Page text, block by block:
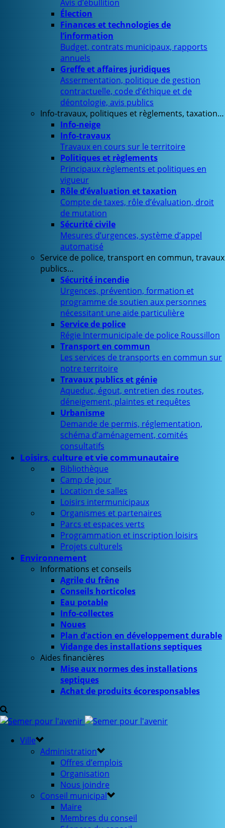
Avis d’ébullition
Élection
Finances et technologies de
l’information
Budget, contrats municipaux, rapports
annuels
Greffe et affaires juridiques
Assermentation, politique de gestion
contractuelle, code d’éthique et de
déontologie, avis publics
Info-travaux, politiques et règlements, taxation…
Info-neige
Info-travaux
Travaux en cours sur le territoire
Politiques et règlements
Principaux règlements et politiques en
vigueur
Rôle d’évaluation et taxation
Compte de taxes, rôle d’évaluation, droit
de mutation
Sécurité civile
Mesures d’urgences, système d’appel
automatisé
Service de police, transport en commun, travaux
publics…
Sécurité incendie
Urgences, prévention, formation et
programme de soutien aux personnes
nécessitant une aide particulière
Service de police
Régie Intermunicipale de police Roussillon
Transport en commun
Les services de transports en commun sur
notre territoire
Travaux publics et génie
Aqueduc, égout, entretien des routes,
déneigement, plaintes et requêtes
Urbanisme
Demande de permis, réglementation,
schéma d’aménagement, comités
consultatifs
Loisirs, culture et vie communautaire
Bibliothèque
Camp de jour
Location de salles
Loisirs intermunicipaux
Organismes et partenaires
Parcs et espaces verts
Programmation et inscription loisirs
Projets culturels
Environnement
Informations et conseils
Agrile du frêne
Conseils horticoles
Eau potable
Info-collectes
Noues
Plan d’action en développement durable
Vidange des installations septiques
Aides financières
Mise aux normes des installations
septiques
Achat de produits écoresponsables
Ville
Administration
Offres d’emplois
Organisation
Nous joindre
Conseil municipal
Maire
Membres du conseil